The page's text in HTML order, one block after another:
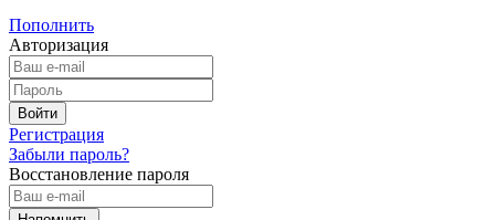
Пополнить
Авторизация
Регистрация
Забыли пароль?
Восстановление пароля